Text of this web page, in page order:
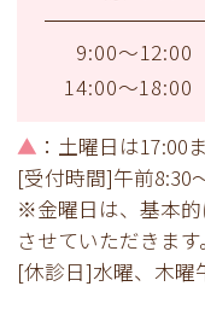
9:00～12:00
14:00～18:00
▲ ：土曜日は17:00
[受付時間]午前8:30
※金曜日は、基本的
させていただきます。
[休診日]水曜、木曜